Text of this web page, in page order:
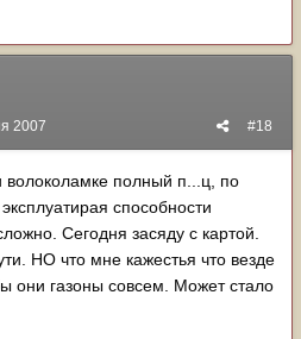
#18
2007
волоколамке полный п...ц, по
способности
Сегодня засяду с картой.
НО что мне кажестья что везде
они газоны совсем. Может стало